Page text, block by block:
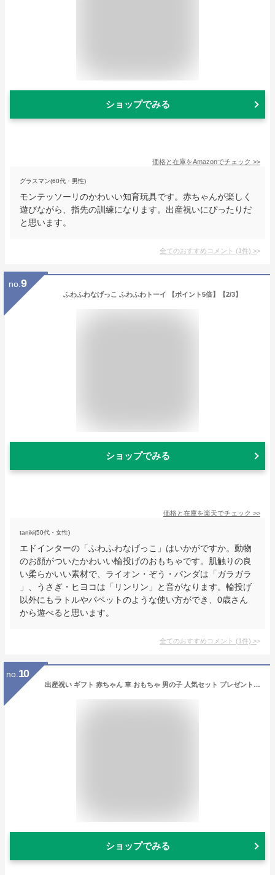
ショップでみる
価格と在庫をAmazonでチェック >>
グラスマン(60代・男性)
モンテッソーリのかわいい知育玩具です。赤ちゃんが楽しく
遊びながら、指先の訓練になります。出産祝いにぴったりだ
と思います。
全てのおすすめコメント (1件) >
no. 9
ふわふわなげっこ ふわふわトーイ 【ポイント5倍】【2/3】
ショップでみる
価格と在庫を楽天でチェック >>
taniki(50代・女性)
エドインターの「ふわふわなげっこ」はいかがですか。動物
のお顔がついたかわいい輪投げのおもちゃです。肌触りの良
い柔らかいい素材で、ライオン・ぞう・パンダは「ガラガラ
」、うさぎ・ヒヨコは「リンリン」と音がなります。輪投げ
以外にもラトルやパペットのような使い方ができ、0歳さん
から遊べると思います。
全てのおすすめコメント (1件) >
no. 10
出産祝い ギフト 赤ちゃん 車 おもちゃ 男の子 人気セット プレゼント 新生児 0歳 歯固め セット【 オーボール ラトル バギー 歯固め サッシー 知育 ガラガラ ベビー ベビーカー ハーフバースデー 0歳 3ヶ月 6ヶ月 7ヶ月 8ヶ月 9ヶ月 10ヶ月 女の子 誕生日 プレゼント 福袋
ショップでみる